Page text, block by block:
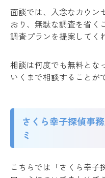
面談では、入念なカウン
おり、無駄な調査を省く
調査プランを提案してく
相談は何度でも無料とな
いくまで相談することが
さくら幸子探偵事
ミ
こちらでは「さくら幸子